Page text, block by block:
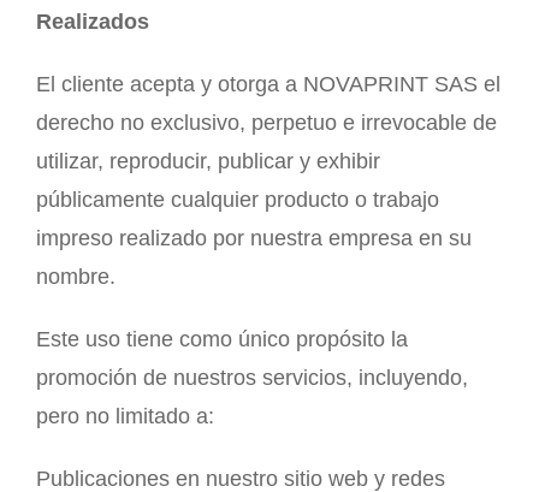
Realizados
El cliente acepta y otorga a NOVAPRINT SAS el
derecho no exclusivo, perpetuo e irrevocable de
utilizar, reproducir, publicar y exhibir
públicamente cualquier producto o trabajo
impreso realizado por nuestra empresa en su
nombre.
Este uso tiene como único propósito la
promoción de nuestros servicios, incluyendo,
pero no limitado a:
Publicaciones en nuestro sitio web y redes